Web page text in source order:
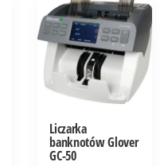
Liczarka
banknotów Glover
GC-50